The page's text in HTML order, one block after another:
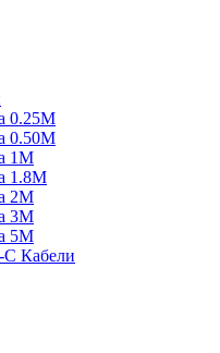
0.25М
0.50М
1М
1.8М
2М
3М
5М
Кабели